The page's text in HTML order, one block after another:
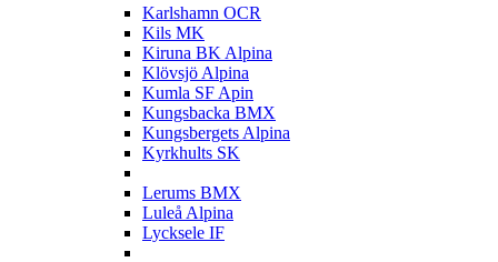
Karlshamn OCR
Kils MK
Kiruna BK Alpina
Klövsjö Alpina
Kumla SF Apin
Kungsbacka BMX
Kungsbergets Alpina
Kyrkhults SK
Lerums BMX
Luleå Alpina
Lycksele IF